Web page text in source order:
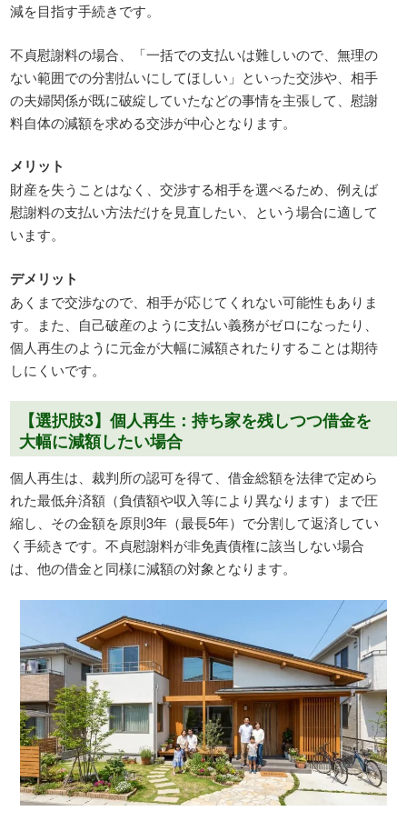
減を目指す手続きです。
不貞慰謝料の場合、「一括での支払いは難しいので、無理の
ない範囲での分割払いにしてほしい」といった交渉や、相手
の夫婦関係が既に破綻していたなどの事情を主張して、慰謝
料自体の減額を求める交渉が中心となります。
メリット
財産を失うことはなく、交渉する相手を選べるため、例えば
慰謝料の支払い方法だけを見直したい、という場合に適して
います。
デメリット
あくまで交渉なので、相手が応じてくれない可能性もありま
す。また、自己破産のように支払い義務がゼロになったり、
個人再生のように元金が大幅に減額されたりすることは期待
しにくいです。
【選択肢3】個人再生：持ち家を残しつつ借金を
大幅に減額したい場合
個人再生は、裁判所の認可を得て、借金総額を法律で定めら
れた最低弁済額（負債額や収入等により異なります）まで圧
縮し、その金額を原則3年（最長5年）で分割して返済してい
く手続きです。不貞慰謝料が非免責債権に該当しない場合
は、他の借金と同様に減額の対象となります。